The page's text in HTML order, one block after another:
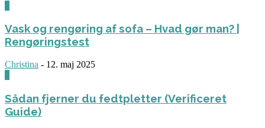
Vask og rengøring af sofa – Hvad gør man? |
Rengøringstest
Christina - 12. maj 2025
Sådan fjerner du fedtpletter (Verificeret
Guide)